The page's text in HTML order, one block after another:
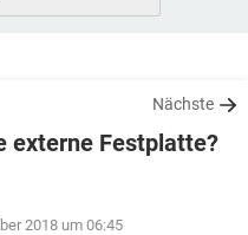
TIKTOK
STREAMING
INSTAGRAM
Nächste
externe Festplatte?
2018 um 06:45